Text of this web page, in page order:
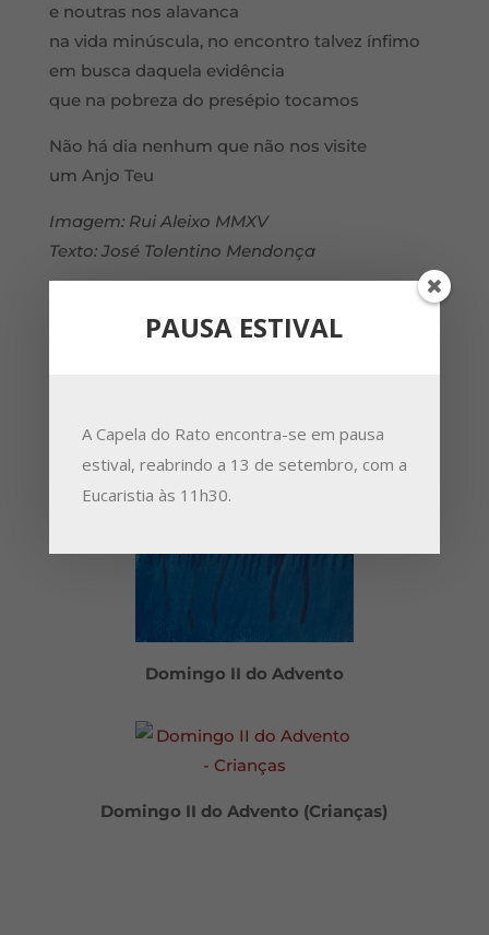
e noutras nos alavanca
na vida minúscula, no encontro talvez ínfimo
em busca daquela evidência
que na pobreza do presépio tocamos
Não há dia nenhum que não nos visite
um Anjo Teu
Imagem: Rui Aleixo MMXV
Texto: José Tolentino Mendonça
Domingo II do Advento
Domingo II do Advento (Crianças)
PAUSA ESTIVAL
A Capela do Rato encontra-se em pausa
estival, reabrindo a 13 de setembro, com a
Eucaristia às 11h30.